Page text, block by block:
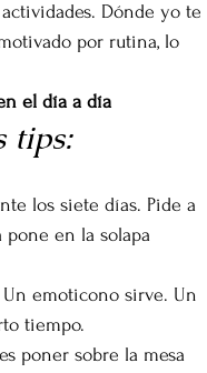
Dónde yo te
por rutina, lo
el día a día
tips:
los siete días. Pide a
en la solapa
emoticono sirve. Un
tiempo.
poner sobre la mesa